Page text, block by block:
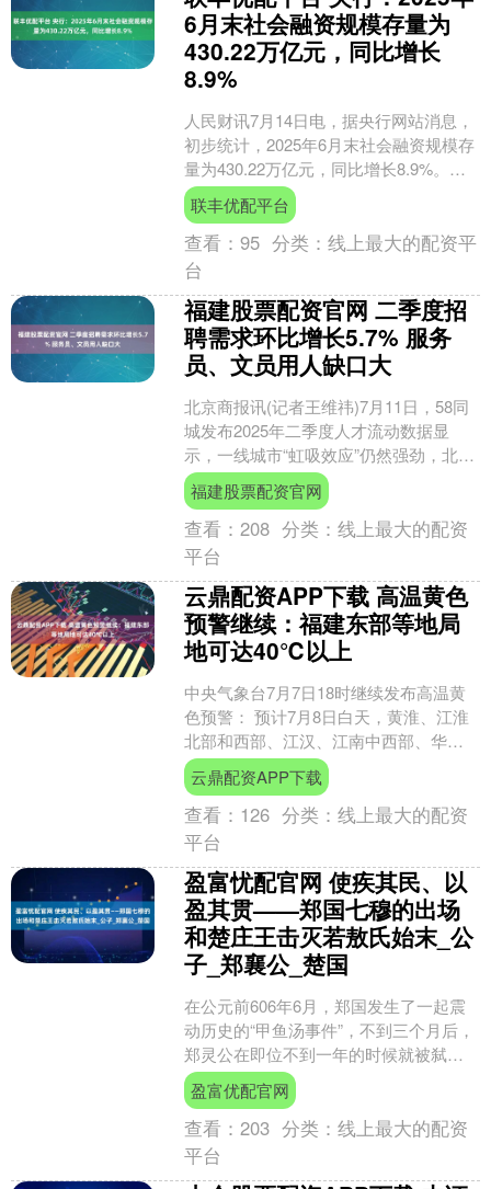
6月末社会融资规模存量为
430.22万亿元，同比增长
8.9%
人民财讯7月14日电，据央行网站消息，
初步统计，2025年6月末社会融资规模存
量为430.22万亿元，同比增长8.9%。其
中，对实体经济发放的人民币贷款余额
为2....
联丰优配平台
查看：95 分类：线上最大的配资平
台
福建股票配资官网 二季度招
聘需求环比增长5.7% 服务
员、文员用人缺口大
北京商报讯(记者王维祎)7月11日，58同
城发布2025年二季度人才流动数据显
示，一线城市“虹吸效应”仍然强劲，北京
位居求职简历投递活跃城市榜首，成
都、重庆等新....
福建股票配资官网
查看：208 分类：线上最大的配资
平台
云鼎配资APP下载 高温黄色
预警继续：福建东部等地局
地可达40℃以上
中央气象台7月7日18时继续发布高温黄
色预警： 预计7月8日白天，黄淮、江淮
北部和西部、江汉、江南中西部、华南
大部、重庆中东部、贵州东部以及新疆
南疆盆地和吐鲁番....
云鼎配资APP下载
查看： 126 分类：线上最大的配资
平台
盈富忧配官网 使疾其民、以
盈其贯——郑国七穆的出场
和楚庄王击灭若敖氏始末_公
子_郑襄公_楚国
在公元前606年6月，郑国发生了一起震
动历史的“甲鱼汤事件”，不到三个月后，
郑灵公在即位不到一年的时候就被弑身
亡，事件迅速扩展为弑君大案。《春
秋》原文中记载道：....
盈富优配官网
查看：203 分类：线上最大的配资
平台